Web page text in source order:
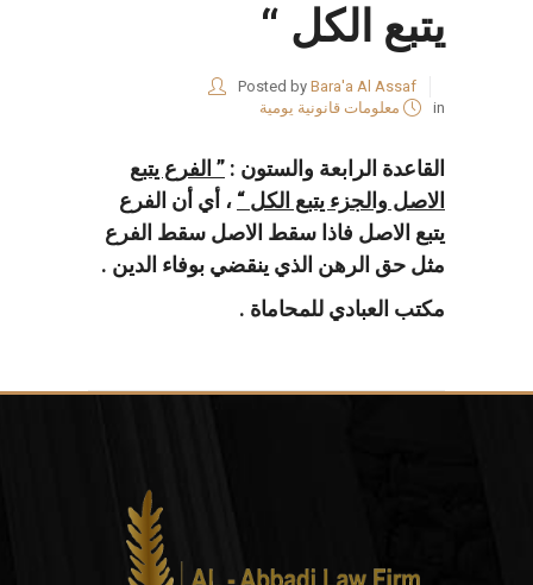
يتبع الكل “
Posted by Bara'a Al Assaf
in
معلومات قانونية يومية
القاعدة الرابعة والستون : ” الفرع يتبع
الاصل والجزء يتبع الكل “ ، أي أن الفرع
يتبع الاصل فاذا سقط الاصل سقط الفرع
مثل حق الرهن الذي ينقضي بوفاء الدين .
مكتب العبادي للمحاماة .